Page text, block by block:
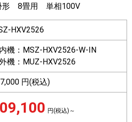
形 8畳用 単相100V
HXV2526
機：MSZ-HXV2526-W-IN
機：MUZ-HXV2526
円(税込)
円(税込)～